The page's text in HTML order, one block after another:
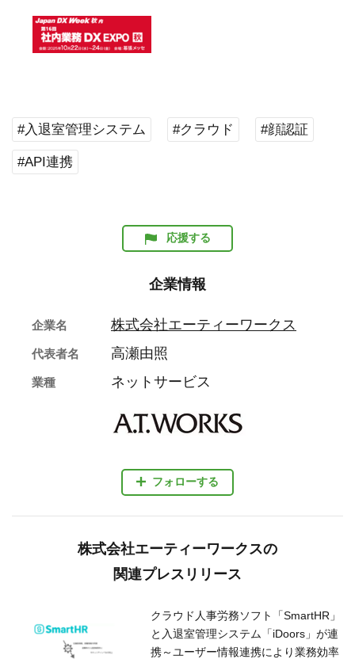
#入退室管理システム #クラウド #顔認証
#API連携
応援する
企業情報
フォローする
企業名 株式会社エーティーワークス
代表者名 高瀬由照
業種 ネットサービス
株式会社エーティーワークスの
関連プレスリリース
クラウド人事労務ソフト「SmartHR」
と入退室管理システム「iDoors」が連
携～ユーザー情報連携により業務効率